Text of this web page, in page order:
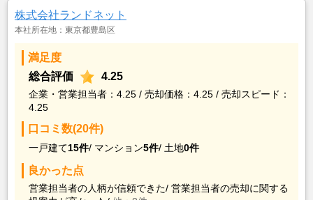
ったので、利用した。
株式会社ランドネット
本社所在地：東京都豊島区
満足度
総合評価
4.25
企業・営業担当者：4.25 / 売却価格：4.25 / 売却スピード：
4.25
口コミ数(20件)
一戸建て15件/ マンション5件/ 土地0件
良かった点
営業担当者の人柄が信頼できた/ 営業担当者の売却に関する